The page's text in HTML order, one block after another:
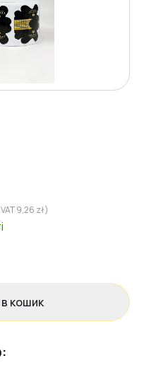
9,26 zł)
кошик